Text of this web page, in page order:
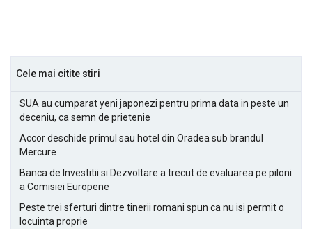
Cele mai citite stiri
SUA au cumparat yeni japonezi pentru prima data in peste un
deceniu, ca semn de prietenie
Accor deschide primul sau hotel din Oradea sub brandul
Mercure
Banca de Investitii si Dezvoltare a trecut de evaluarea pe piloni
a Comisiei Europene
Peste trei sferturi dintre tinerii romani spun ca nu isi permit o
locuinta proprie